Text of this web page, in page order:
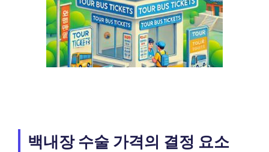
백내장 수술 가격의 결정 요소